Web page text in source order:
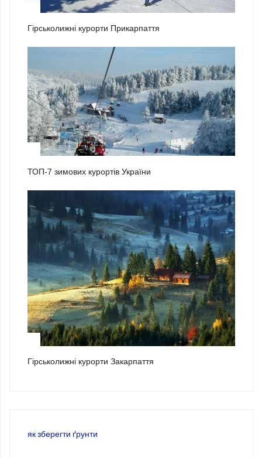
Гірськолижні курорти Прикарпаття
ТОП-7 зимових курортів України
Гірськолижні курорти Закарпаття
як зберегти ґрунти